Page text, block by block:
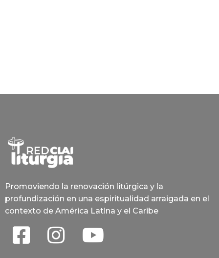
Promoviendo la renovación litúrgica y la
profundización en una espiritualidad arraigada en el
contexto de América Latina y el Caribe